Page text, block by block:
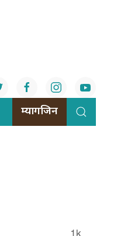
म्यागजिन
1k